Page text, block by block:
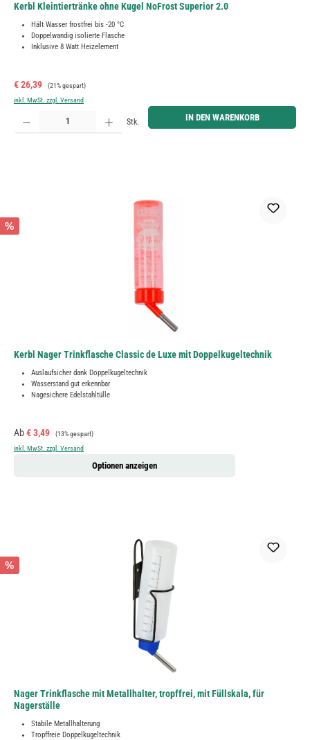
Kerbl Kleintiertränke ohne Kugel NoFrost Superior 2.0
Hält Wasser frostfrei bis -20 °C
Doppelwandig isolierte Flasche
Inklusive 8 Watt Heizelement
Verkaufspreis:
€ 26,39 Regulärer Preis:
(21% gespart)
inkl. MwSt. zzgl. Versand
Produkt Anzahl: Gib den gewünschten Wert ein oder benutze die Schaltflächen um die Anzahl zu
Stk. IN DEN WARENKORB
%
Kerbl Nager Trinkflasche Classic de Luxe mit Doppelkugeltechnik
Auslaufsicher dank Doppelkugeltechnik
Wasserstand gut erkennbar
Nagesichere Edelstahltülle
Verkaufspreis:
Ab€ 3,49 Regulärer Preis:
(13% gespart)
inkl. MwSt. zzgl. Versand
Optionen anzeigen
%
Nager Trinkflasche mit Metallhalter, tropffrei, mit Füllskala, für
Nagerställe
Stabile Metallhalterung
Tropffreie Doppelkugeltechnik